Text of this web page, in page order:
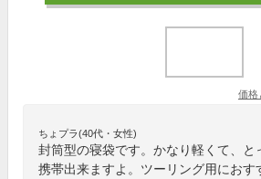
価格
ちょプラ(40代・女性)
封筒型の寝袋です。かなり軽くて、と
携帯出来ますよ。ツーリング用におす